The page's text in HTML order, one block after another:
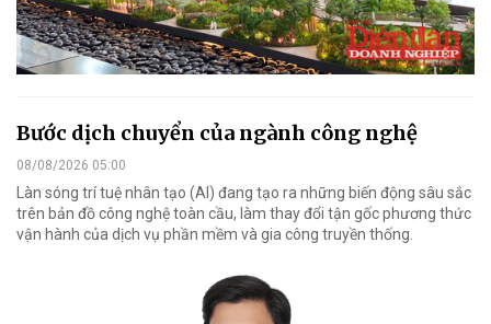
Bước dịch chuyển của ngành công nghệ
08/08/2026 05:00
Làn sóng trí tuệ nhân tạo (AI) đang tạo ra những biến động sâu sắc
trên bản đồ công nghệ toàn cầu, làm thay đổi tận gốc phương thức
vận hành của dịch vụ phần mềm và gia công truyền thống.